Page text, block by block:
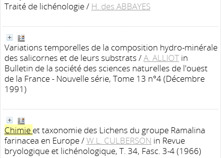
Traité de lichénologie/ H. des ABBAYES
Variations temporelles de la composition hydro-minérale
des salicornes et de leurs substrats /A. ALLIOT in
Bulletin de la société des sciences naturelles de l'ouest
de la France - Nouvelle série, Tome 13 n°4 (Décembre
1991)
Chimie et taxonomie des Lichens du groupe Ramalina
farinacea en Europe/W.L. CULBERSON in Revue
bryologique et lichénologique, T. 34, Fasc. 3-4 (1966)